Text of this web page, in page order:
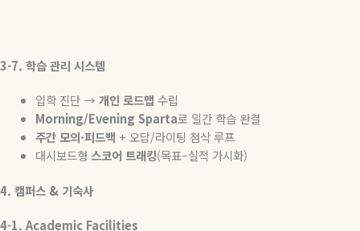
3-7. 학습관리 시스템
입학 진단→ 개인 로드맵 수립
Morning/Evening Sparta로 일간 학습 완결
주간 모의·피드백 + 오답/라이팅 첨삭 루프
대시보드형 스코어 트래킹(목표–실적 가시화)
4. 캠퍼스 & 기숙사
4-1. Academic Facilities